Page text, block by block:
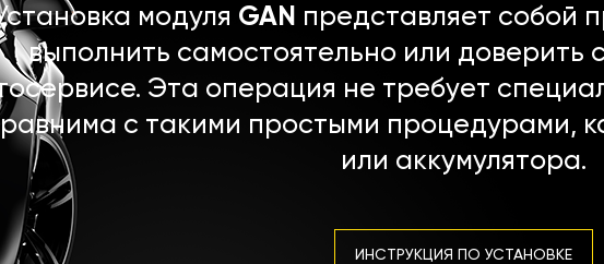
модуля GAN представляет собой
выполнить самостоятельно или доверить
Эта операция не требует
с такими простыми процедурами,
или аккумулятора.
ИНСТРУКЦИЯ ПО УСТАНОВКЕ